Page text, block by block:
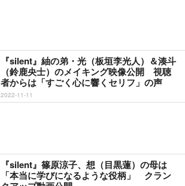
『silent』紬の弟・光（板垣李光人）＆湊斗
（鈴鹿央士）のメイキング映像公開 視聴
者からは「すごく心に響くセリフ」の声
2022-11-11
『silent』篠原涼子、想（目黒蓮）の母は
「本当に学びになるような役柄」 クラン